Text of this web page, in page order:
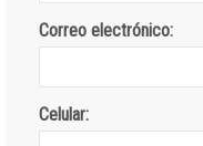
Correo electrónico:
Celular: